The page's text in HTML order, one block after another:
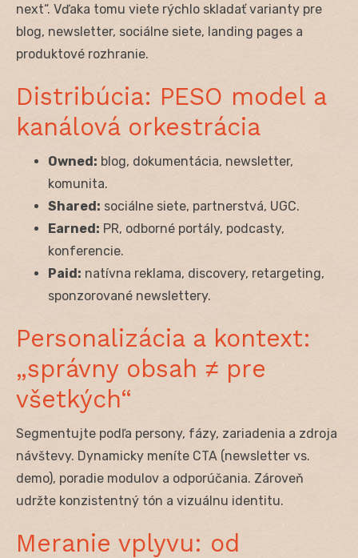
next“. Vďaka tomu viete rýchlo skladať varianty pre
blog, newsletter, sociálne siete, landing pages a
produktové rozhranie.
Distribúcia: PESO model a
kanálová orkestrácia
Owned: blog, dokumentácia, newsletter,
komunita.
Shared: sociálne siete, partnerstvá, UGC.
Earned: PR, odborné portály, podcasty,
konferencie.
Paid: natívna reklama, discovery, retargeting,
sponzorované newslettery.
Personalizácia a kontext:
„správny obsah ≠ pre
všetkých“
Segmentujte podľa persony, fázy, zariadenia a zdroja
návštevy. Dynamicky meníte CTA (newsletter vs.
demo), poradie modulov a odporúčania. Zároveň
udržte konzistentný tón a vizuálnu identitu.
Meranie vplyvu: od